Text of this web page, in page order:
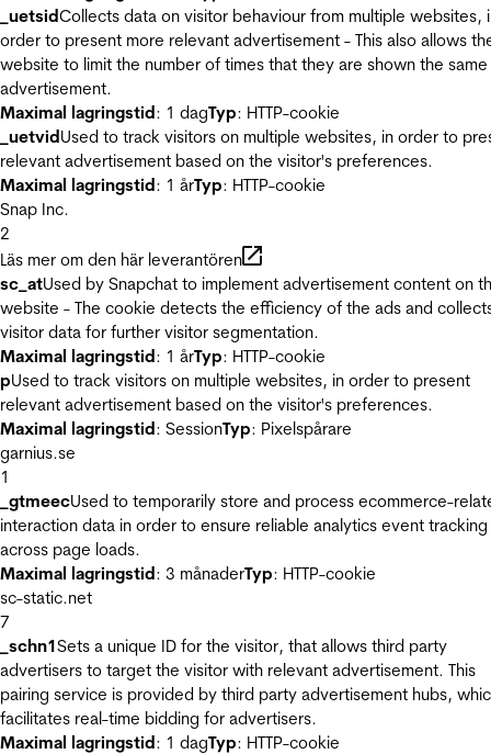
_uetsidCollects data on visitor behaviour from multiple websites,
order to present more relevant advertisement - This also allows
website to limit the number of times that they are shown the same
advertisement.
Maximal lagringstid: 1 dagTyp: HTTP-cookie
_uetvidUsed to track visitors on multiple websites, in order to
relevant advertisement based on the visitor's preferences.
Maximal lagringstid: 1 årTyp: HTTP-cookie
Snap Inc.
2
Läs mer om den här leverantören
sc_atUsed by Snapchat to implement advertisement content on
website - The cookie detects the efficiency of the ads and
visitor data for further visitor segmentation.
Maximal lagringstid: 1 årTyp: HTTP-cookie
pUsed to track visitors on multiple websites, in order to present
relevant advertisement based on the visitor's preferences.
Maximal lagringstid: SessionTyp: Pixelspårare
garnius.se
1
_gtmeecUsed to temporarily store and process ecommerce-
interaction data in order to ensure reliable analytics event tracking
across page loads.
Maximal lagringstid: 3 månaderTyp: HTTP-cookie
sc-static.net
7
_schn1Sets a unique ID for the visitor, that allows third party
advertisers to target the visitor with relevant advertisement. This
pairing service is provided by third party advertisement hubs,
facilitates real-time bidding for advertisers.
Maximal lagringstid: 1 dagTyp: HTTP-cookie